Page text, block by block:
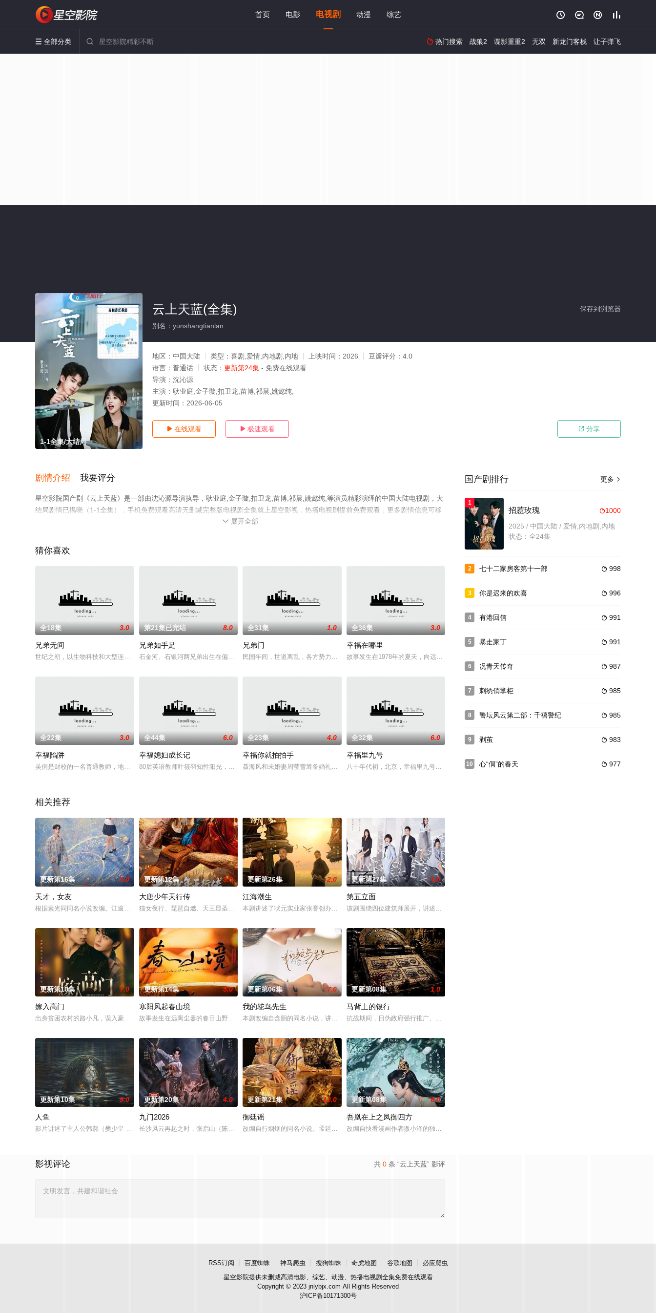
首页 电影 电视剧 动漫 综艺    
 全部分类   热门搜索 战狼2 谍影重重2 无双 新龙门客栈 让子弹飞
1-1全集/大结局
保存到浏览器
云上天蓝(全集)
别名：yunshangtianlan
地区： 中国大陆 类型： 喜剧,爱情,内地剧,内地 上映时间： 2026 豆瓣评分： 4.0
语言： 普通话 状态： 更新第24集 - 免费在线观看
导演： 沈沁源
主演： 耿业庭,金子璇,扣卫龙,苗博,祁晨,姚懿纯,
更新时间： 2026-06-05
 在线观看  极速观看  分享
剧情介绍 我要评分
星空影院国产剧《云上天蓝》是一部由沈沁源导演执导，耿业庭,金子璇,扣卫龙,苗博,祁晨,姚懿纯,等演员精彩演绎的中国大陆电视剧，大
结局剧情已揭晓（1-1全集），手机免费观看高清无删减完整版电视剧全集就上星空影视，热播电视剧提前免费观看，更多剧情信息可移
 展开全部
猜你喜欢
全18集 3.0
兄弟无间
世纪之初，以生物科技和大型连锁超市在台湾高雄撑起一方天下的瑞林公司，通过高科技项目在台上市，成为商界的焦点。瑞林公司董事长林
第21集已完结 8.0
兄弟如手足
石金河、石银河两兄弟出生在偏远贫苦的山区石门掌。由于家境贫寒，父亲石罗锅只好用抓阄来决定两兄弟的前程。哥哥石金河得以念完中学
全31集 1.0
兄弟门
民国年间，世道离乱，各方势力相互抗衡，古老的中华大地命运难测。纸醉金迷的十里洋场，著名药品大亨金山（吴秀波 饰）在法国总会结
全36集 3.0
幸福在哪里
故事发生在1978年的夏天，向远（王雷 饰）的志向是成为一名厨师，可是，身为教授的父亲却希望儿子能够
全22集 3.0
幸福陷阱
吴侗是财校的一名普通教师，地道的工薪阶层，日子过得平平淡淡。一个偶然机会，吴侗在菜场遇见中学同学陶楚，她离了婚还下了岗，生活
全44集 6.0
幸福媳妇成长记
80后英语教师叶筱羽知性阳光，与年轻有为的丈夫是出了名的恩爱伴侣。突然家中闯入三个不速之客。一个是心高气傲、生活自理能力低下
全23集 4.0
幸福你就拍拍手
聂海风和未婚妻周莹雪筹备婚礼之际，前妻安佳宁忽然从国外回来，还带回五岁的儿子涛涛，开口就让他叫海风爸爸，并且强行住进了新房。
全32集 6.0
幸福里九号
八十年代初，北京，幸福里九号。杨家母子间骤起争端。母亲闵淑娴为了把仍在东北插队的小儿子杨卫民的户
相关推荐
更新第16集 5.0
天才，女友
根据素光同同名小说改编。江逾白长大以后，林知夏忽然对他说：“江逾白，我喜欢你，哲学和生物学意义上的喜欢。”那个夜晚，他脸颊微
更新第12集 3.0
大唐少年天行传
猫女夜行、琵琶自燃、天王显圣、少年失踪......长安怪事扎堆？少年神探慕天行携竹马神探社成员横扫诡事，从市井少年到长安神探
更新第26集 2.0
江海潮生
本剧讲述了状元实业家张謇创办大生企业，实业报国的故事。甲午战争后，国家蒙羞，张謇虽高中状元，却渴望寻求强国之路。他毅然弃政从
更新第27集 4.0
第五立面
该剧围绕四位建筑师展开，讲述了他们在中意合作项目中面对专业挑战与境外竞争，通过创新实践实现本土设
更新第10集 7.0
嫁入高门
出身贫困农村的路小凡，误入豪门，成为京城高官家族的入赘女婿。原以为这场婚姻能改变人生，却发现自己不过是掩盖秘密的工具。在陌生
更新第14集 5.0
寒阳风起春山境
故事发生在远离尘嚣的春日山野，两个孤独的人因机缘巧合相遇。一人背负过往伤痕，避世居于深山；一人心怀迷茫，于旅途中误入这片山林
更新第06集 7.0
我的鸵鸟先生
本剧改编自含胭的同名小说，讲述了邻家女孩庞倩（苏晓彤 饰）与童年时因一场意外落下身体残缺的少年顾铭夕（何洛洛 饰）的成长印记
更新第08集 1.0
马背上的银行
抗战期间，日伪政府强行推广、使用由“中国准备银行”发行的伪钞货币。根据党中央指示，高景波、徐邵梁、
更新第10集 9.0
人鱼
影片讲述了主人公韩郝（樊少皇 饰）为了营救意外被困秘密实验室的儿子，勇往直前与不明生物“人鱼”斗智斗勇，凭借着坚韧的信念和超
更新第20集 4.0
九门2026
长沙风云再起之时，张启山（陈伟霆 饰）与吴老狗（曾舜晞 饰）强强联手，携手霍仙姑（陈瑶 饰）与九门诸人共赴冒险奇局。一桩40
更新第21集 10.0
御廷谣
改编自行烟烟的同名小说。孟廷辉，大平王朝有史以来个以女子进士科三元及第入翰林院的奇女子。十年前的她被他从死人堆里救出来，蓬头
更新第08集 6.0
吾凰在上之凤御四方
改编自快看漫画作者嗷小泽的独家连载漫画《吾凰在上》。
共 0 条 “云上天蓝” 影评
影视评论
更多 
国产剧排行
1
1000
招惹玫瑰
2025 / 中国大陆 / 爱情,内地剧,内地
状态：全24集
2  998
七十二家房客第十一部
3  996
你是迟来的欢喜
4  991
有港回信
5  991
暴走家丁
6  987
况青天传奇
7  985
刺绣俏掌柜
8  985
警坛风云第二部：千禧警纪
9  983
剥茧
10  977
心“侗”的春天
RSS订阅 百度蜘蛛 神马爬虫 搜狗蜘蛛 奇虎地图 谷歌地图
必应爬虫
星空影院提供未删减高清电影、综艺、动漫、热播电视剧全集免费在线观看
Copyright © 2023 jnlybjx.com All Rights Reserved
沪ICP备10171300号